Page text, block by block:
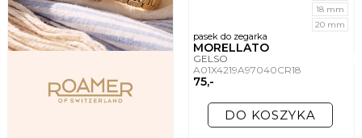
pasek do zegarka
MORELLATO
GELSO
A01X4219A97040CR18
75,-
18 mm
20 mm
DO KOSZYKA